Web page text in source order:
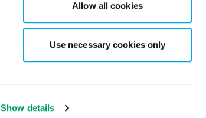
Show details
Allow all cookies
Use necessary cookies only